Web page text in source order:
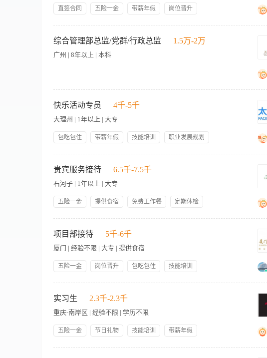
程随车食宿全包、高端定制工装、专业高阶管理培训、行业资源赋能、清晰晋
五、岗位亮点 1、高端平台：运营顶流豪华品质专列，品牌知名度高、客群高端
别于普通基层服务岗。 3、优质模式：周期出车、集中休息，工作节奏清晰，
明、奖励丰厚，团队专业稳定。 六、应聘须知 1、面试地点：成都本地面试 2、
照，优先筛选面试
效传达需求、跟进进度、反馈结果，妥善处理各类突发小事。 5. 临时工作协助
作要求 1. 基本素养：年龄23–40岁，形象干净得体，气质大方，懂礼仪、有眼力
强的时间观念和责任心，擅长多任务统筹，抗压能力良好。 3. 职业特质：守密
行端正，心态积极稳定，能长期稳定任职。 四、岗位优势 高端稳定岗位，工作
高，可长期深耕发展
直签合同 五险一金 带薪年假
岗位晋升
正式工劳动合同。缴纳五险一金、发放高温补贴（符合条件岗位）、享受节假
综合管理部总监/党群/行政总监 1.5万-2万
广州 | 8年以上 | 本科
群工作计划，定期进行工作总结和工作报告，并做好相关文件的归档工作。 职
薄弱环节。 职责四、负责酒店对外政府事务、对内集团、酒管各版块业务来往
要会议的组织和管理等工作。 职责六、统筹酒店人事相关工作，督导酒店的招
成酒店招采计划。 任职条件： 1、中共党员优先，从事专职党务、行政工作优
组织、沟通、谈判、人际交往能力以及敏锐的洞察力，具有很强的计划和执行
协作能力。综合管理部：副总监/总监级
快乐活动专员 4千-5千
大理州 | 1年以上 | 大专
包吃包住 带薪年假 技能培训 职业发展规划
水下自行车健身课、掼蛋教学、棋牌娱乐、外出巴士、家园观影、白族广场舞
门要求及计划，实施各项运动健康的活动 ； 3、协助部门建立社区义工管理体
老年健康管理、学前教育、音乐美术等专业、酒店管理、社工等优先； 2、经验
应变、适应能力强； 4、有茶艺师证、咖啡证等优先。
贵宾服务接待 6.5千-7.5千
石河子 | 1年以上 | 大专
五险一金 提供食宿 免费工作餐
定期体检
用品供应及设施设备完好情况； 4.记录贵宾意见反馈，及时处理贵宾需求与投
贵宾需求，提供个性化服务，提升贵宾满意度； 7.定期回访贵宾，维护良好关
业先进接待经验，引入创新服务理念与方法； 10.协助组织贵宾接待培训，提升
项目部接待 5千-6千
厦门 | 经验不限 | 大专 | 提供食宿
五险一金 岗位晋升 包吃包住
技能培训
有良好的团队协作精神，出色的人际交往能力，诚实可靠、品行端正 5.具有较
实习生 2.3千-2.3千
重庆-南岸区 | 经验不限 | 学历不限
五险一金 节日礼物 技能培训
带薪年假